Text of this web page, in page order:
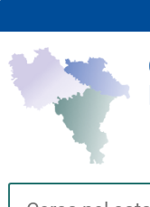
Cerca su "Catalogo"